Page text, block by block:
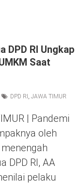
DPD RI Ungkap
Saat
DPD RI , JAWA TIMUR
| Pandemi
oleh
DPD RI, AA
pelaku